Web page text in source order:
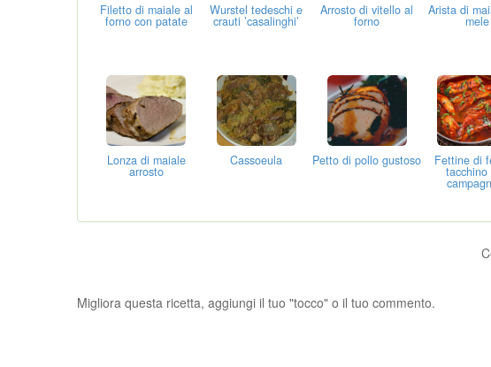
Filetto di maiale al
forno con patate
Wurstel tedeschi e
crauti ’casalinghi’
Arrosto di vitello al
forno
Arista di
mele
Lonza di maiale
arrosto
Cassoeula Petto di pollo gustoso Fettine di
tacchino
Migliora questa ricetta, aggiungi il tuo "tocco" o il tuo commento.